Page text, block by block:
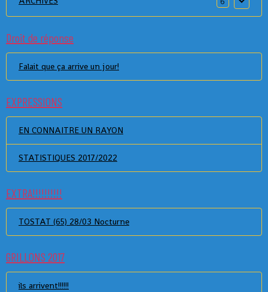
Droit de réponse
Falait que ça arrive un jour!
EXPRESSIONS
EN CONNAITRE UN RAYON
STATISTIQUES 2017/2022
EXTRA!!!!!!!!!!
TOSTAT (65) 28/03 Nocturne
GRILLONS 2017
ils arrivent!!!!!!